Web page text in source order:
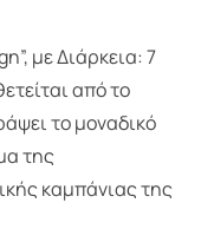
με Διάρκεια: 7
από το
το μοναδικό
της
καμπάνιας της